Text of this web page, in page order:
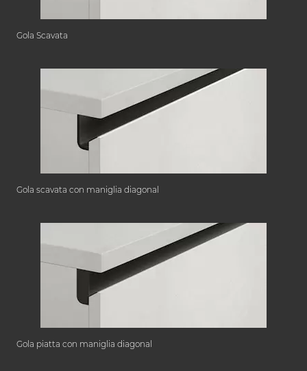
Gola Scavata
Gola scavata con maniglia diagonal
Gola piatta con maniglia diagonal